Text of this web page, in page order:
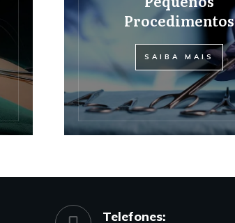
Procedimentos
SAIBA MAIS
Telefones: